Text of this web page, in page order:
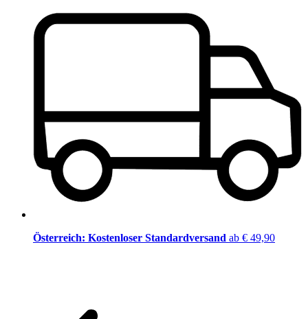
Österreich: Kostenloser Standardversand ab € 49,90